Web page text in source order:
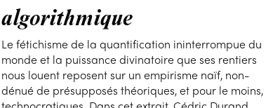
algorithmique
Le fétichisme de la quantification ininterrompue du
monde et la puissance divinatoire que ses rentiers
nous louent reposent sur un empirisme naïf, non-
dénué de présupposés théoriques, et pour le moins,